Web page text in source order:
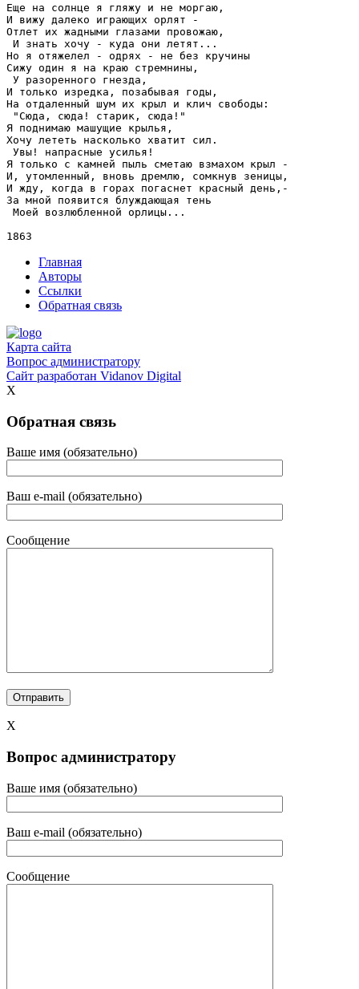
Еще на солнце я гляжу и не моргаю,
И вижу далеко играющих орлят -
Отлет их жадными глазами провожаю,
И знать хочу - куда они летят...
Но я отяжелел - одрях - не без кручины
Сижу один я на краю стремнины,
У разоренного гнезда,
И только изредка, позабывая годы,
На отдаленный шум их крыл и клич свободы:
"Сюда, сюда! старик, сюда!"
Я поднимаю машущие крылья,
Хочу лететь насколько хватит сил.
Увы! напрасные усилья!
Я только с камней пыль сметаю взмахом крыл -
И, утомленный, вновь дремлю, сомкнув зеницы,
И жду, когда в горах погаснет красный день,-
За мной появится блуждающая тень
Моей возлюбленной орлицы...
Главная
Авторы
Ссылки
Обратная связь
Карта сайта
Вопрос администратору
Сайт разработан Vidanov Digital
X
Обратная связь
Ваше имя (обязательно)
Ваш e-mail (обязательно)
Сообщение
X
Вопрос администратору
Ваше имя (обязательно)
Ваш e-mail (обязательно)
Сообщение